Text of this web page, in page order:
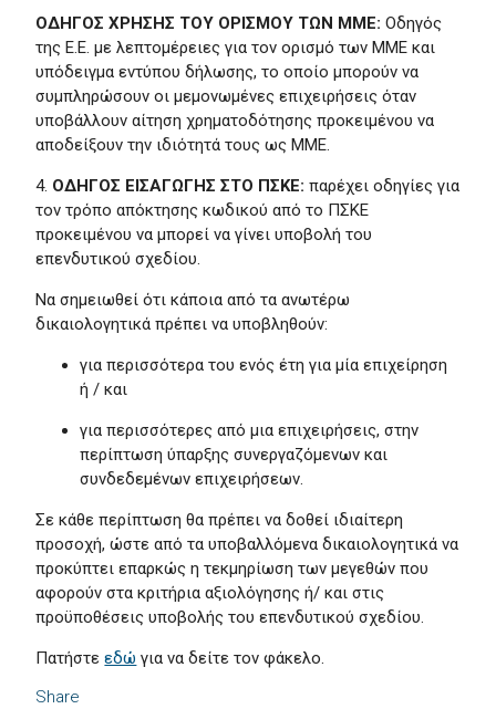
Share
ΟΔΗΓΟΣ ΧΡΗΣΗΣ ΤΟΥ ΟΡΙΣΜΟΥ ΤΩΝ ΜΜΕ: Οδηγός
της Ε.Ε. με λεπτομέρειες για τον ορισμό των ΜΜΕ και
υπόδειγμα εντύπου δήλωσης, το οποίο μπορούν να
συμπληρώσουν οι μεμονωμένες επιχειρήσεις όταν
υποβάλλουν αίτηση χρηματοδότησης προκειμένου να
αποδείξουν την ιδιότητά τους ως ΜΜΕ.
4. ΟΔΗΓΟΣ ΕΙΣΑΓΩΓΗΣ ΣΤΟ ΠΣΚΕ: παρέχει οδηγίες για
τον τρόπο απόκτησης κωδικού από το ΠΣΚΕ
προκειμένου να μπορεί να γίνει υποβολή του
επενδυτικού σχεδίου.
Να σημειωθεί ότι κάποια από τα ανωτέρω
δικαιολογητικά πρέπει να υποβληθούν:
για περισσότερα του ενός έτη για μία επιχείρηση
ή / και
για περισσότερες από μια επιχειρήσεις, στην
περίπτωση ύπαρξης συνεργαζόμενων και
συνδεδεμένων επιχειρήσεων.
Σε κάθε περίπτωση θα πρέπει να δοθεί ιδιαίτερη
προσοχή, ώστε από τα υποβαλλόμενα δικαιολογητικά να
προκύπτει επαρκώς η τεκμηρίωση των μεγεθών που
αφορούν στα κριτήρια αξιολόγησης ή/ και στις
προϋποθέσεις υποβολής του επενδυτικού σχεδίου.
Πατήστεεδώ για να δείτε τον φάκελο.